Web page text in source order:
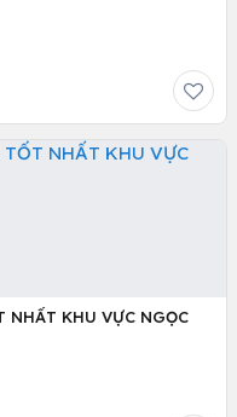
NHẤT KHU VỰC NGỌC